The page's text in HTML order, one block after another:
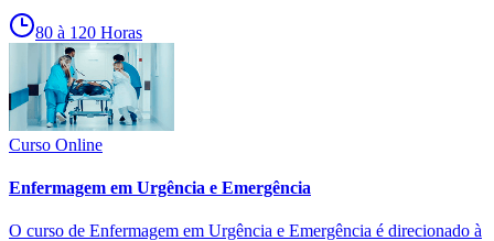
80 à 120 Horas
Curso Online
Enfermagem em Urgência e Emergência
O curso de Enfermagem em Urgência e Emergência é direcionado à